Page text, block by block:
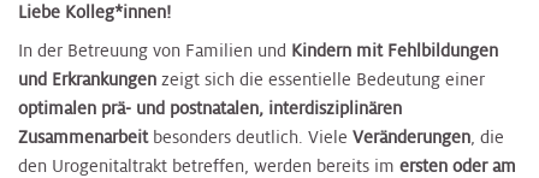
Liebe Kolleg*innen!
In der Betreuung von Familien und Kindern mit Fehlbildungen
und Erkrankungen zeigt sich die essentielle Bedeutung einer
optimalen prä- und postnatalen, interdisziplinären
Zusammenarbeitbesonders deutlich. Viele Veränderungen, die
den Urogenitaltrakt betreffen, werden bereits im ersten oder am